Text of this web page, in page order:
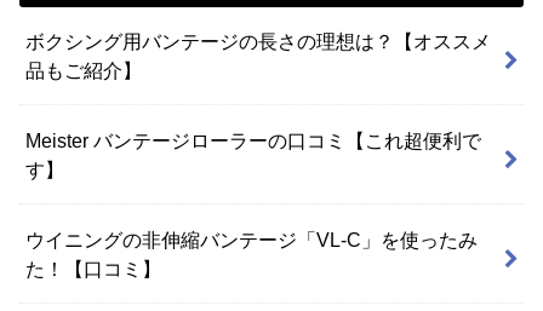
ボクシング用バンテージの長さの理想は？【オススメ
品もご紹介】
Meister バンテージローラーの口コミ【これ超便利で
す】
ウイニングの非伸縮バンテージ「VL-C」を使ったみ
た！【口コミ】